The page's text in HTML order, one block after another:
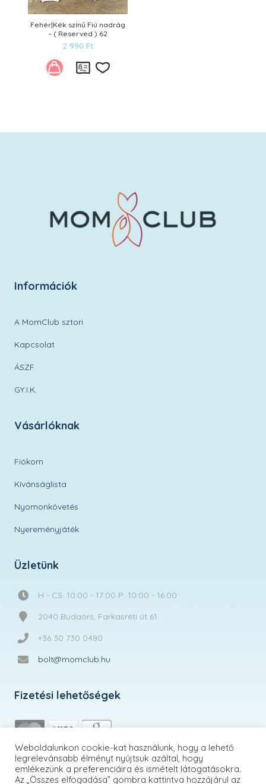
Fehér|Kék színű Fiú nadrág
– ( Reserved ) 62
2 990 Ft
Információk
A MomClub sztori
Kapcsolat
ÁSZF
GY.I.K.
Vásárlóknak
Fiókom
Kívánságlista
Nyomonkövetés
Nyereményjáték
Üzletünk
H - CS: 10:00 - 17:00 P: 10:00 - 16:00
2040 Budaörs, Farkasréti út 61.
+36 30 730 0480
bolt@momclub.hu
Fizetési lehetőségek
Weboldalunkon cookie-kat használunk, hogy a lehető
legrelevánsabb élményt nyújtsuk azáltal, hogy
emlékezünk a preferenciáira és ismételt látogatásokra.
Az „Összes elfogadása” gombra kattintva hozzájárul az